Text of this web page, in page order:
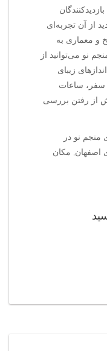
از آن تجربه‌ای
و معماری به
نو می‌توانید از
زیبای
سفر، ساعات
از رفتن بررسی
نو در
اصفهان, مکان